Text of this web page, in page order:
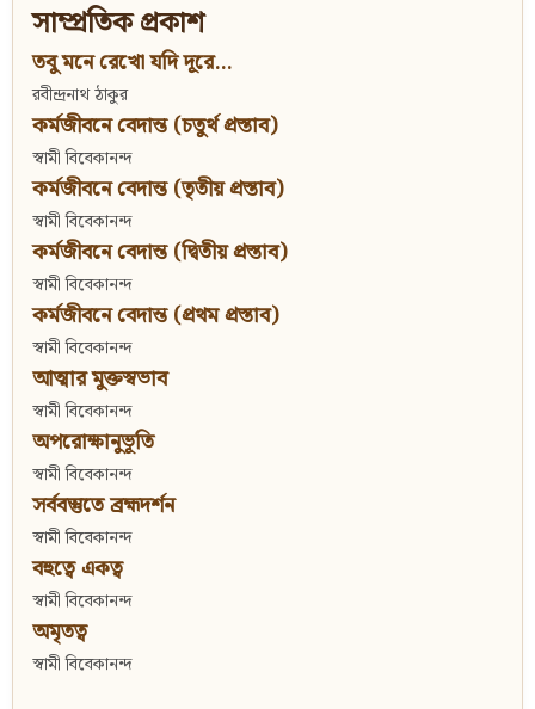
সাম্প্রতিক প্রকাশ
তবু মনে রেখো যদি দূরে...
রবীন্দ্রনাথ ঠাকুর
কর্মজীবনে বেদান্ত (চতুর্থ প্রস্তাব)
স্বামী বিবেকানন্দ
কর্মজীবনে বেদান্ত (তৃতীয় প্রস্তাব)
স্বামী বিবেকানন্দ
কর্মজীবনে বেদান্ত (দ্বিতীয় প্রস্তাব)
স্বামী বিবেকানন্দ
কর্মজীবনে বেদান্ত (প্রথম প্রস্তাব)
স্বামী বিবেকানন্দ
আত্মার মুক্তস্বভাব
স্বামী বিবেকানন্দ
অপরোক্ষানুভূতি
স্বামী বিবেকানন্দ
সর্ববস্তুতে ব্রহ্মদর্শন
স্বামী বিবেকানন্দ
বহুত্বে একত্ব
স্বামী বিবেকানন্দ
অমৃতত্ব
স্বামী বিবেকানন্দ